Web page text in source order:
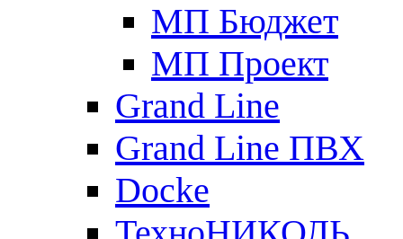
МП Бюджет
МП Проект
Grand Line
Grand Line ПВХ
Docke